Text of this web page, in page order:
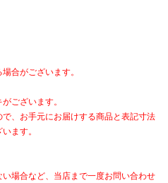
合がございます。
ございます。
、お手元にお届けする商品と表記寸法
ます。
場合など、当店まで一度お問い合わせ